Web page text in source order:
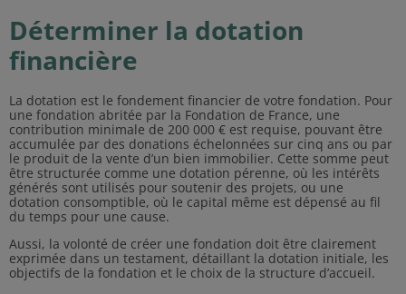
Déterminer la dotation
financière
La dotation est le fondement financier de votre fondation. Pour
une fondation abritée par la Fondation de France, une
contribution minimale de 200 000 € est requise, pouvant être
accumulée par des donations échelonnées sur cinq ans ou par
le produit de la vente d’un bien immobilier. Cette somme peut
être structurée comme une dotation pérenne, où les intérêts
générés sont utilisés pour soutenir des projets, ou une
dotation consomptible, où le capital même est dépensé au fil
du temps pour une cause.
Aussi, la volonté de créer une fondation doit être clairement
exprimée dans un testament, détaillant la dotation initiale, les
objectifs de la fondation et le choix de la structure d’accueil.